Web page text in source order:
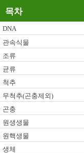
목차
DNA
관속식물
조류
균류
척추
무척추(곤충제외)
곤충
원생생물
원핵생물
생체